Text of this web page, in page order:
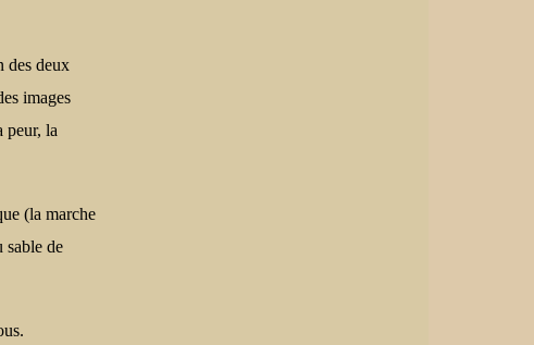
des deux
images
peur, la
(la marche
sable de